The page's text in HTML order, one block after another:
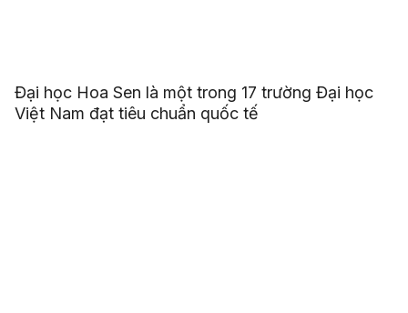
Đại học Hoa Sen là một trong 17 trường Đại học
Việt Nam đạt tiêu chuẩn quốc tế